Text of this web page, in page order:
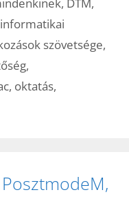
, DTM,
informatikai
szövetsége,
,
, oktatás,